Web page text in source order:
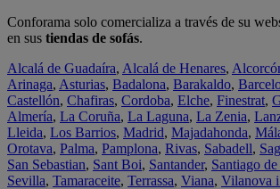
Conforama solo comercializa a través de su
en sus tiendas de sofás.
Alcalá de Guadaíra, Alcalá de Henares,
Arinaga, Asturias, Badalona, Barakaldo,
Castellón, Chafiras, Cordoba, Elche, Finestrat,
Almería, La Coruña, La Laguna, La Zenia,
Lleida, Los Barrios, Madrid, Majadahonda,
Orotava, Palma, Pamplona, Rivas, Sabadell,
San Sebastian, Sant Boi, Santander, Santiago
Sevilla, Tamaraceite, Terrassa, Viana, Vilanova